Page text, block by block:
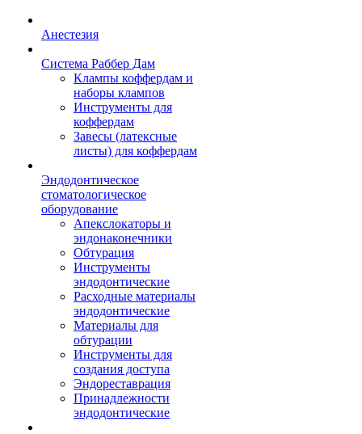
Анестезия
Система Раббер Дам
Клампы коффердам и
наборы клампов
Инструменты для
коффердам
Завесы (латексные
листы) для коффердам
Эндодонтическое
стоматологическое
оборудование
Апекслокаторы и
эндонаконечники
Обтурация
Инструменты
эндодонтические
Расходные материалы
эндодонтические
Материалы для
обтурации
Инструменты для
создания доступа
Эндореставрация
Принадлежности
эндодонтические